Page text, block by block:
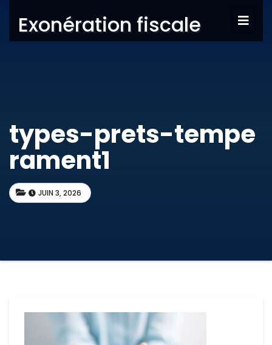
Exonération fiscale
types-prets-tempe
rament1
JUIN 3, 2026